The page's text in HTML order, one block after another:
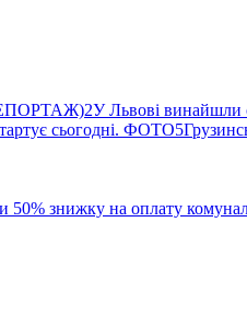
2У Львові винайшли
сьогодні. ФОТО5
50% знижку на оплату